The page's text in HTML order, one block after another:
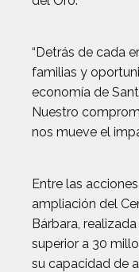
“Detrás de cada
familias y
economía de
Nuestro
nos mueve el
Entre las
ampliación del
Bárbara,
superior a 30
su capacidad de